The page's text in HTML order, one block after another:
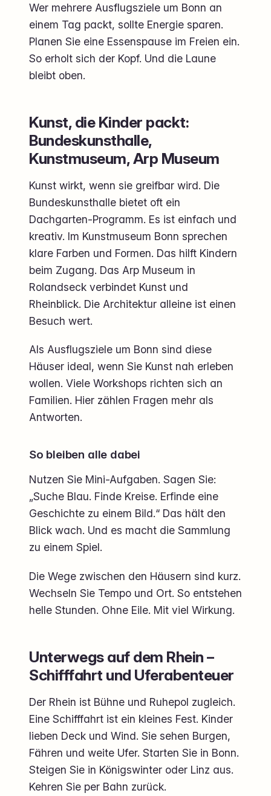
Wer mehrere Ausflugsziele um Bonn an
einem Tag packt, sollte Energie sparen.
Planen Sie eine Essenspause im Freien ein.
So erholt sich der Kopf. Und die Laune
bleibt oben.
Kunst, die Kinder packt:
Bundeskunsthalle,
Kunstmuseum, Arp Museum
Kunst wirkt, wenn sie greifbar wird. Die
Bundeskunsthalle bietet oft ein
Dachgarten-Programm. Es ist einfach und
kreativ. Im Kunstmuseum Bonn sprechen
klare Farben und Formen. Das hilft Kindern
beim Zugang. Das Arp Museum in
Rolandseck verbindet Kunst und
Rheinblick. Die Architektur alleine ist einen
Besuch wert.
Als Ausflugsziele um Bonn sind diese
Häuser ideal, wenn Sie Kunst nah erleben
wollen. Viele Workshops richten sich an
Familien. Hier zählen Fragen mehr als
Antworten.
So bleiben alle dabei
Nutzen Sie Mini-Aufgaben. Sagen Sie:
„Suche Blau. Finde Kreise. Erfinde eine
Geschichte zu einem Bild.“ Das hält den
Blick wach. Und es macht die Sammlung
zu einem Spiel.
Die Wege zwischen den Häusern sind kurz.
Wechseln Sie Tempo und Ort. So entstehen
helle Stunden. Ohne Eile. Mit viel Wirkung.
Unterwegs auf dem Rhein –
Schifffahrt und Uferabenteuer
Der Rhein ist Bühne und Ruhepol zugleich.
Eine Schifffahrt ist ein kleines Fest. Kinder
lieben Deck und Wind. Sie sehen Burgen,
Fähren und weite Ufer. Starten Sie in Bonn.
Steigen Sie in Königswinter oder Linz aus.
Kehren Sie per Bahn zurück.